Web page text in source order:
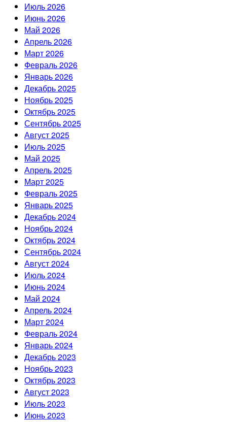
Июль 2026
Июнь 2026
Май 2026
Апрель 2026
Март 2026
Февраль 2026
Январь 2026
Декабрь 2025
Ноябрь 2025
Октябрь 2025
Сентябрь 2025
Август 2025
Июль 2025
Май 2025
Апрель 2025
Март 2025
Февраль 2025
Январь 2025
Декабрь 2024
Ноябрь 2024
Октябрь 2024
Сентябрь 2024
Август 2024
Июль 2024
Июнь 2024
Май 2024
Апрель 2024
Март 2024
Февраль 2024
Январь 2024
Декабрь 2023
Ноябрь 2023
Октябрь 2023
Август 2023
Июль 2023
Июнь 2023